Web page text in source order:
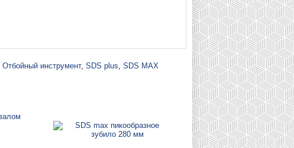
Отбойный инструмент, SDS plus, SDS MAX